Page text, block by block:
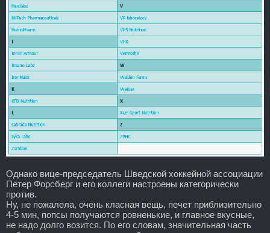
Однако вице-председатель Шведской хоккейной ассоциации
Петер Форсберг и его коллеги настроены категорически
против.
Ну, не пожалела, очень класная вещь, печет приблизительно
4-5 мин, попсы получаются ровненькие, и главное вкусные,
не надо долго возится. По его словам, значительная часть